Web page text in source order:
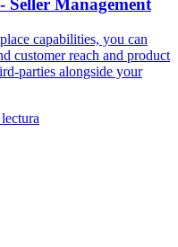
Seller Management
capabilities, you can
customer reach and product
parties alongside your